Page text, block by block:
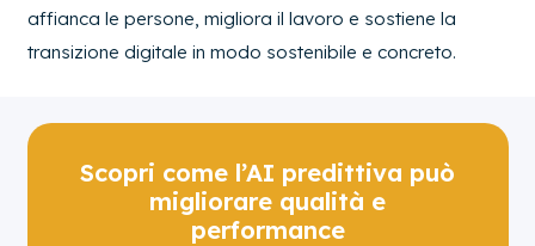
affianca le persone, migliora il lavoro e sostiene la
transizione digitale in modo sostenibile e concreto.
Scopri come l’AI predittiva può
migliorare qualità e
performance